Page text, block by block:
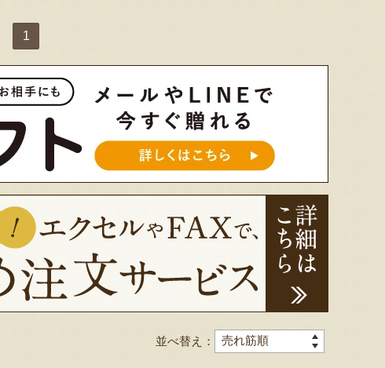
1
並べ替え：
色とりどりのフルーツがぎゅ
寒河江市の肥沃な大地で育っ